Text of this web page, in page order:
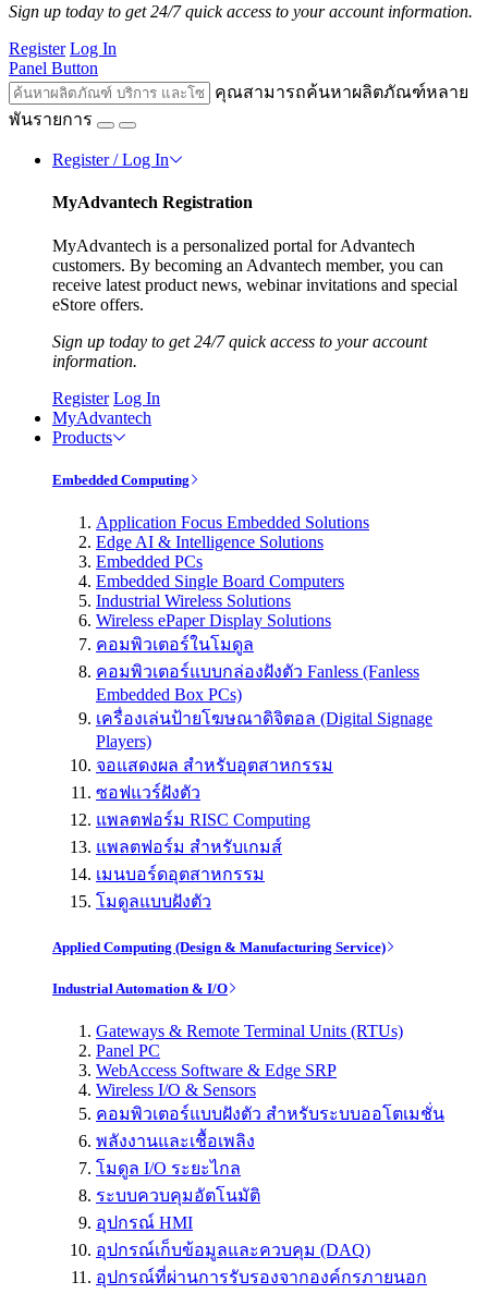
Sign up today to get 24/7 quick access to your account information.
Register Log In
Panel Button
คุณสามารถค้นหาผลิตภัณฑ์หลาย
พันรายการ
Register / Log In
MyAdvantech Registration
MyAdvantech is a personalized portal for Advantech
customers. By becoming an Advantech member, you can
receive latest product news, webinar invitations and special
eStore offers.
Sign up today to get 24/7 quick access to your account
information.
Register Log In
MyAdvantech
Products
Embedded Computing
Application Focus Embedded Solutions
Edge AI & Intelligence Solutions
Embedded PCs
Embedded Single Board Computers
Industrial Wireless Solutions
Wireless ePaper Display Solutions
คอมพิวเตอร์ในโมดูล
คอมพิวเตอร์แบบกล่องฝังตัว Fanless (Fanless
Embedded Box PCs)
เครื่องเล่นป้ายโฆษณาดิจิตอล (Digital Signage
Players)
จอแสดงผล สำหรับอุตสาหกรรม
ซอฟแวร์ฝังตัว
แพลตฟอร์ม RISC Computing
แพลตฟอร์ม สำหรับเกมส์
เมนบอร์ดอุตสาหกรรม
โมดูลแบบฝังตัว
Applied Computing (Design & Manufacturing Service)
Industrial Automation & I/O
Gateways & Remote Terminal Units (RTUs)
Panel PC
WebAccess Software & Edge SRP
Wireless I/O & Sensors
คอมพิวเตอร์แบบฝังตัว สำหรับระบบออโตเมชั่น
พลังงานและเชื้อเพลิง
โมดูล I/O ระยะไกล
ระบบควบคุมอัตโนมัติ
อุปกรณ์ HMI
อุปกรณ์เก็บข้อมูลและควบคุม (DAQ)
อุปกรณ์ที่ผ่านการรับรองจากองค์กรภายนอก